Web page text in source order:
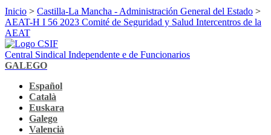
Inicio > Castilla-La Mancha - Administración General del Estado >
AEAT-H I 56 2023 Comité de Seguridad y Salud Intercentros de la
AEAT
Central Sindical Independente e de Funcionarios
GALEGO
Español
Català
Euskara
Galego
Valencià